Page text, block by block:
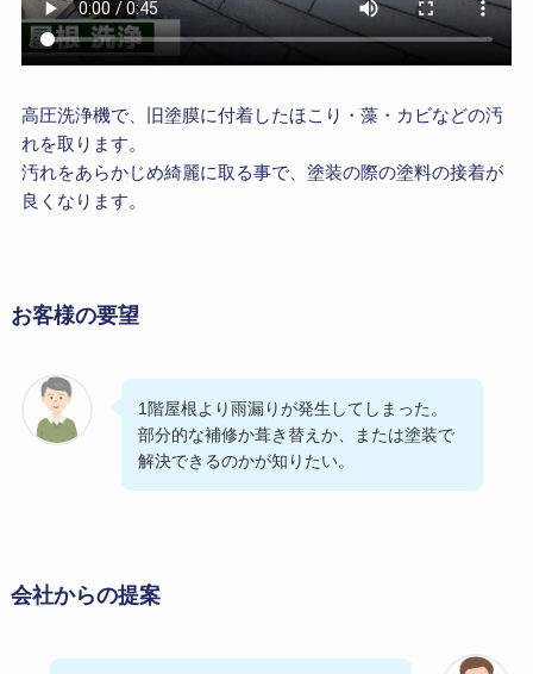
高圧洗浄機で、旧塗膜に付着したほこり・藻・カビなどの汚
れを取ります。
汚れをあらかじめ綺麗に取る事で、塗装の際の塗料の接着が
良くなります。
お客様の要望
1階屋根より雨漏りが発生してしまった。
部分的な補修か葺き替えか、または塗装で
解決できるのかが知りたい。
会社からの提案